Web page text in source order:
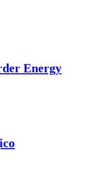
Energy